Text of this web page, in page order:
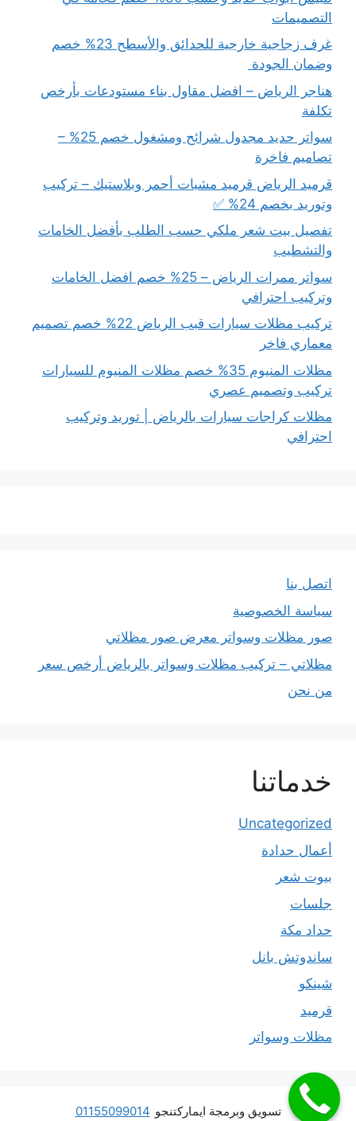
التصميمات
غرف زجاجية خارجية للحدائق والأسطح 23% خصم
وضمان الجودة
هناجر الرياض – افضل مقاول بناء مستودعات بأرخص
تكلفة
سواتر حديد مجدول شرائح ومشغول خصم 25% –
تصاميم فاخرة
قرميد الرياض قرميد مشبات أحمر وبلاستيك – تركيب
وتوريد بخصم 24% ✅
تفصيل بيت شعر ملكي حسب الطلب بأفضل الخامات
والتشطيب
سواتر ممرات الرياض – 25% خصم افضل الخامات
وتركيب احترافي
تركيب مظلات سيارات قبب الرياض 22% خصم تصميم
معماري فاخر
مظلات المنيوم 35% خصم مظلات المنيوم للسيارات
تركيب وتصميم عصري
مظلات كراجات سيارات بالرياض | توريد وتركيب
احترافي
اتصل بنا
سياسة الخصوصية
صور مظلات وسواتر معرض صور مظلاتي
مظلاتي – تركيب مظلات وسواتر بالرياض أرخص سعر
من نحن
خدماتنا
Uncategorized
أعمال حدادة
بيوت شعر
جلسات
حداد مكة
ساندوتش بانل
شينكو
قرميد
مظلات وسواتر
تسويق وبرمجة ايماركتنجو 01155099014